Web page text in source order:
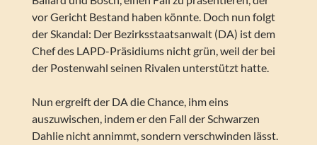
vor Gericht Bestand haben könnte. Doch nun folgt
der Skandal: Der Bezirksstaatsanwalt (DA) ist dem
Chef des LAPD-Präsidiums nicht grün, weil der bei
der Postenwahl seinen Rivalen unterstützt hatte.
Nun ergreift der DA die Chance, ihm eins
auszuwischen, indem er den Fall der Schwarzen
Dahlie nicht annimmt, sondern verschwinden lässt.